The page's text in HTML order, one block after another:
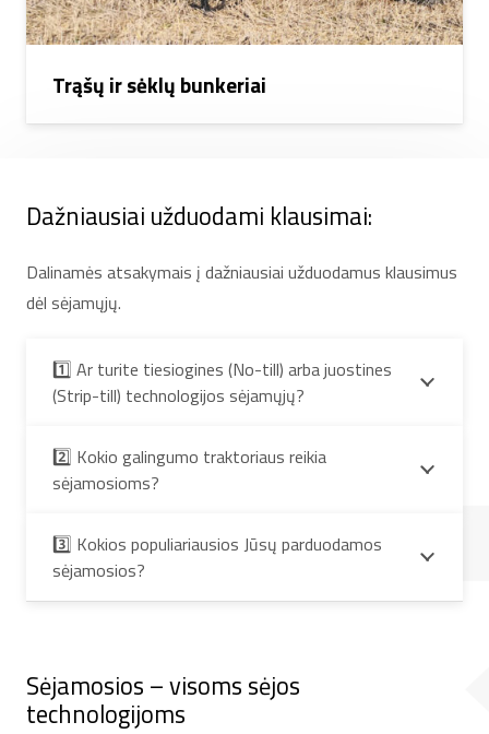
Trąšų ir sėklų bunkeriai
Dažniausiai užduodami klausimai:
Dalinamės atsakymais į dažniausiai užduodamus klausimus
dėl sėjamųjų.
1️⃣ Ar turite tiesiogines (No-till) arba juostines
(Strip-till) technologijos sėjamųjų?
2️⃣ Kokio galingumo traktoriaus reikia
sėjamosioms?
3️⃣ Kokios populiariausios Jūsų parduodamos
sėjamosios?
Sėjamosios – visoms sėjos
technologijoms